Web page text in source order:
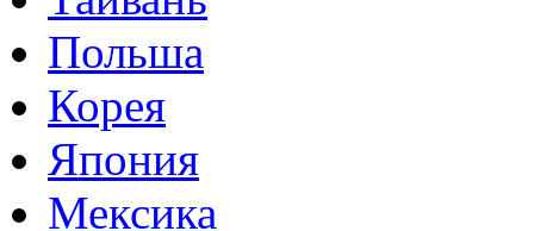
Польша
Корея
Япония
Мексика